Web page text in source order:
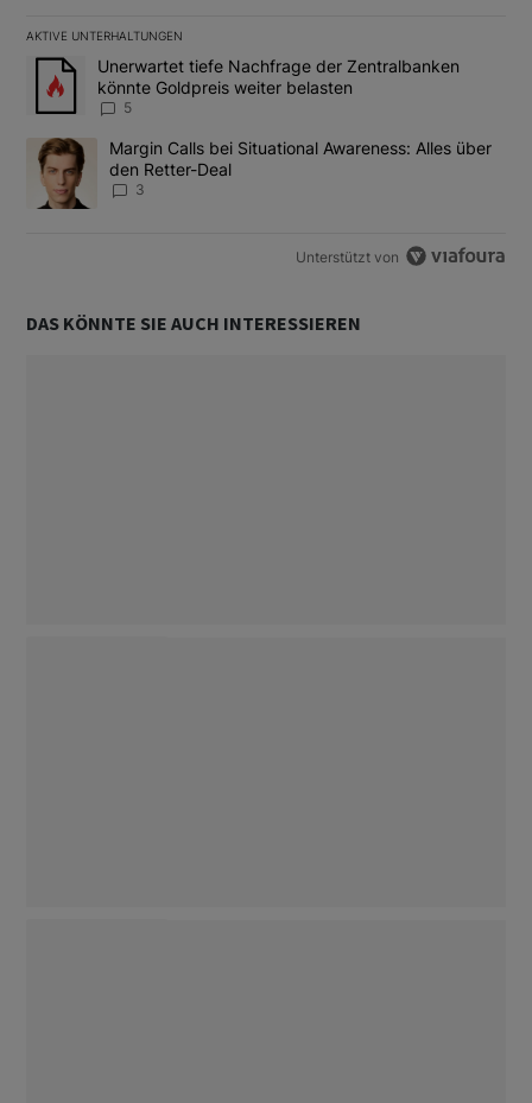
AKTIVE UNTERHALTUNGEN
Das Folgende ist eine Liste der am meisten kommentierten
Ein Trendartikel mit dem Titel "Unerwartet tiefe Nachfrage der
Unerwartet tiefe Nachfrage der Zentralbanken
könnte Goldpreis weiter belasten
5
Ein Trendartikel mit dem Titel "Margin Calls bei Situational
Margin Calls bei Situational Awareness: Alles über
den Retter-Deal
3
Unterstützt von
DAS KÖNNTE SIE AUCH INTERESSIEREN